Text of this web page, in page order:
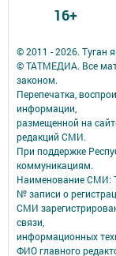
© 2011 - 2026. Туган
© ТАТМЕДИА. Все
законом.
Перепечатка,
информации,
размещенной на
редакций СМИ.
При поддержке
коммуникациям.
Наименование СМИ:
№ записи о
СМИ
связи,
информационных
ФИО главного
16+